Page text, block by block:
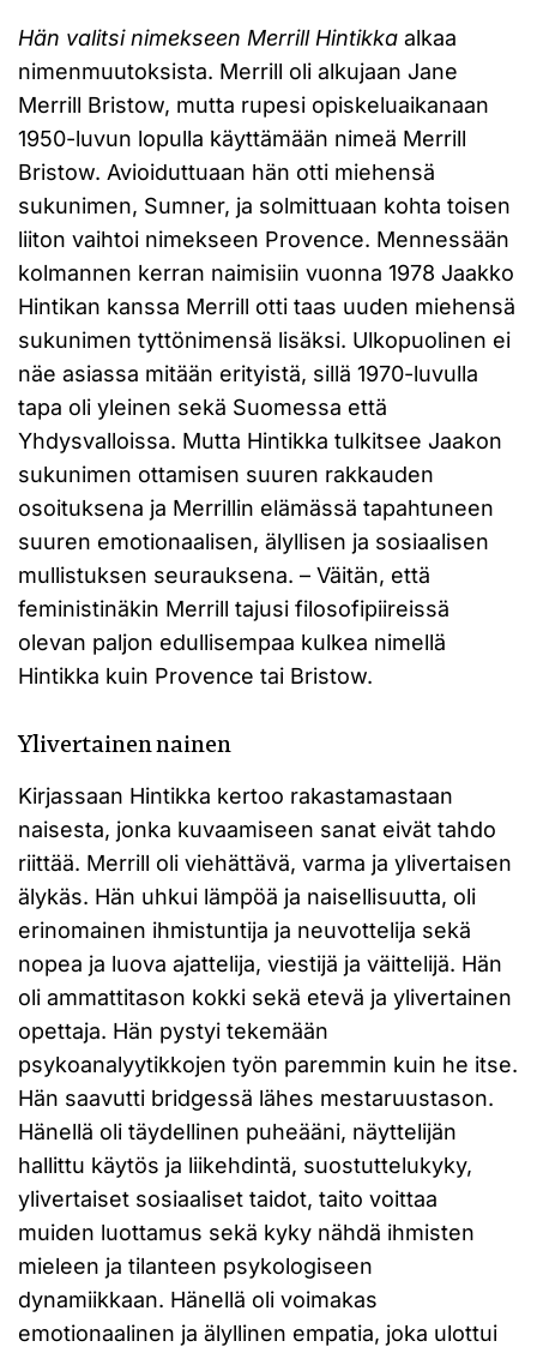
Hän valitsi nimekseen Merrill Hintikka alkaa
nimenmuutoksista. Merrill oli alkujaan Jane
Merrill Bristow, mutta rupesi opiskeluaikanaan
1950-luvun lopulla käyttämään nimeä Merrill
Bristow. Avioiduttuaan hän otti miehensä
sukunimen, Sumner, ja solmittuaan kohta toisen
liiton vaihtoi nimekseen Provence. Mennessään
kolmannen kerran naimisiin vuonna 1978 Jaakko
Hintikan kanssa Merrill otti taas uuden miehensä
sukunimen tyttönimensä lisäksi. Ulkopuolinen ei
näe asiassa mitään erityistä, sillä 1970-luvulla
tapa oli yleinen sekä Suomessa että
Yhdysvalloissa. Mutta Hintikka tulkitsee Jaakon
sukunimen ottamisen suuren rakkauden
osoituksena ja Merrillin elämässä tapahtuneen
suuren emotionaalisen, älyllisen ja sosiaalisen
mullistuksen seurauksena. – Väitän, että
feministinäkin Merrill tajusi filosofipiireissä
olevan paljon edullisempaa kulkea nimellä
Hintikka kuin Provence tai Bristow.
Ylivertainen nainen
Kirjassaan Hintikka kertoo rakastamastaan
naisesta, jonka kuvaamiseen sanat eivät tahdo
riittää. Merrill oli viehättävä, varma ja ylivertaisen
älykäs. Hän uhkui lämpöä ja naisellisuutta, oli
erinomainen ihmistuntija ja neuvottelija sekä
nopea ja luova ajattelija, viestijä ja väittelijä. Hän
oli ammattitason kokki sekä etevä ja ylivertainen
opettaja. Hän pystyi tekemään
psykoanalyytikkojen työn paremmin kuin he itse.
Hän saavutti bridgessä lähes mestaruustason.
Hänellä oli täydellinen puheääni, näyttelijän
hallittu käytös ja liikehdintä, suostuttelukyky,
ylivertaiset sosiaaliset taidot, taito voittaa
muiden luottamus sekä kyky nähdä ihmisten
mieleen ja tilanteen psykologiseen
dynamiikkaan. Hänellä oli voimakas
emotionaalinen ja älyllinen empatia, joka ulottui